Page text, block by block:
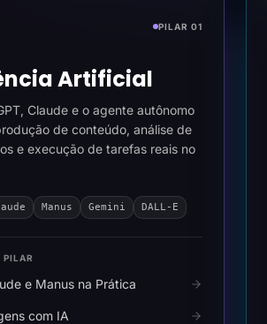
PILAR 01
Artificial
Claude e o agente autônomo
de conteúdo, análise de
e execução de tarefas reais no
Manus Gemini DALL-E
PILAR
e Manus na Prática
com IA